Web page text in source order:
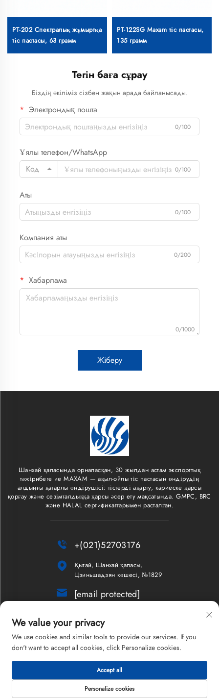
PT-202 Спектралық жұмыртқа
тіс пастасы, 63 грамм
PT-122SG Maxam тіс пастасы,
135 грамм
Тегін баға сұрау
Біздің өкіліміз сізбен жақын арада байланысады.
Электрондық пошта
0/100
Ұялы телефон/WhatsApp
Код
0/100
Аты
0/100
Компания аты
0/200
Хабарлама
0/1000
Жіберу
Шанхай қаласында орналасқан, 30 жылдан астам экспорттық
тәжірибеге ие MAXAM — ақыл-ойлы тіс пастасын өндірудің
алдыңғы қатарлы өндірушісі: тістерді ақарту, кариеске қарсы
қорғау және сезімталдыққа қарсы әсер ету мақсатында. GMPC, BRC
және HALAL сертификаттарымен расталған.
 +(021)52703176

Қытай, Шанхай қаласы,
Цзиньшадзян көшесі, №1829
 [email protected]
Жаңалықтар
Copyright © 2026 Шанхай Maxam Компаниясының шектеулі
жауапкершіліктік серіктестігі. Барлық құқықтар қорғалған.
Жекелік саясаты
We value your privacy
We use cookies and similar tools to provide our services. If you
don't want to accept all cookies, click Personalize cookies.
Personalize cookies
Accept all